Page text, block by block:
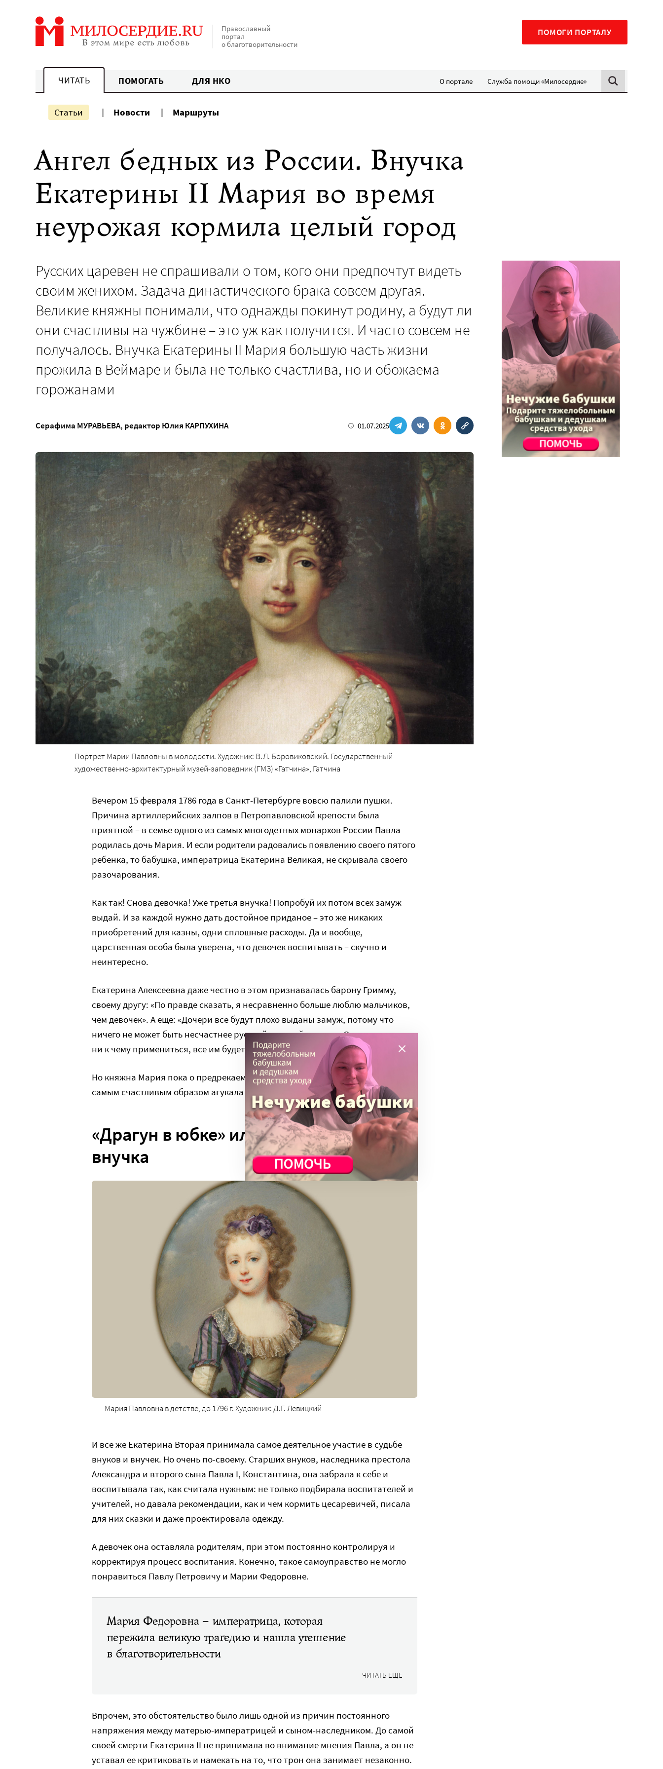
Православный
портал
о благотворительности
ПОМОГИ ПОРТАЛУ
ЧИТАТЬ ПОМОГАТЬ ДЛЯ НКО О портале Служба помощи «Милосердие»
Статьи Новости Маршруты
Ангел бедных из России. Внучка
Екатерины II Мария во время
неурожая кормила целый город
Русских царевен не спрашивали о том, кого они предпочтут видеть
своим женихом. Задача династического брака совсем другая.
Великие княжны понимали, что однажды покинут родину, а будут ли
они счастливы на чужбине – это уж как получится. И часто совсем не
получалось. Внучка Екатерины II Мария большую часть жизни
прожила в Веймаре и была не только счастлива, но и обожаема
горожанами
Серафима МУРАВЬЕВА, редактор Юлия КАРПУХИНА 01.07.2025
Портрет Марии Павловны в молодости. Художник: В.Л. Боровиковский. Государственный
художественно-архитектурный музей-заповедник (ГМЗ) «Гатчина», Гатчина
Вечером 15 февраля 1786 года в Санкт-Петербурге вовсю палили пушки.
Причина артиллерийских залпов в Петропавловской крепости была
приятной – в семье одного из самых многодетных монархов России Павла
родилась дочь Мария. И если родители радовались появлению своего пятого
ребенка, то бабушка, императрица Екатерина Великая, не скрывала своего
разочарования.
Как так! Снова девочка! Уже третья внучка! Попробуй их потом всех замуж
выдай. И за каждой нужно дать достойное приданое – это же никаких
приобретений для казны, одни сплошные расходы. Да и вообще,
царственная особа была уверена, что девочек воспитывать – скучно и
неинтересно.
Екатерина Алексеевна даже честно в этом признавалась барону Гримму,
своему другу: «По правде сказать, я несравненно больше люблю мальчиков,
чем девочек». А еще: «Дочери все будут плохо выданы замуж, потому что
ничего не может быть несчастнее русской великой княжны. Они не сумеют
ни к чему примениться, все им будет казаться мелким…»
Но княжна Мария пока о предрекаемых ей несчастьях ничего не знала и
самым счастливым образом агукала на руках у кормилиц и нянек.
«Драгун в юбке» или любимая дочь и
внучка
Мария Павловна в детстве, до 1796 г. Художник: Д.Г. Левицкий
И все же Екатерина Вторая принимала самое деятельное участие в судьбе
внуков и внучек. Но очень по-своему. Старших внуков, наследника престола
Александра и второго сына Павла I, Константина, она забрала к себе и
воспитывала так, как считала нужным: не только подбирала воспитателей и
учителей, но давала рекомендации, как и чем кормить цесаревичей, писала
для них сказки и даже проектировала одежду.
А девочек она оставляла родителям, при этом постоянно контролируя и
корректируя процесс воспитания. Конечно, такое самоуправство не могло
понравиться Павлу Петровичу и Марии Федоровне.
Мария Федоровна – императрица, которая
пережила великую трагедию и нашла утешение
в благотворительности
ЧИТАТЬ ЕЩЕ
Впрочем, это обстоятельство было лишь одной из причин постоянного
напряжения между матерью-императрицей и сыном-наследником. До самой
своей смерти Екатерина II не принимала во внимание мнения Павла, а он не
уставал ее критиковать и намекать на то, что трон она занимает незаконно.